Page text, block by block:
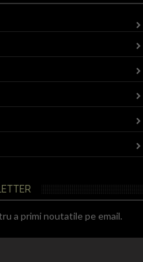
a primi noutatile pe email.